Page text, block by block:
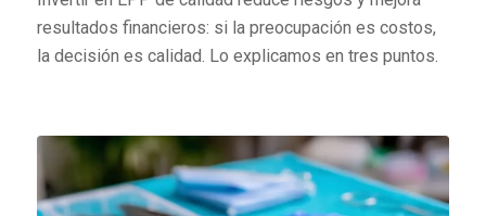
resultados financieros: si la preocupación es costos,
la decisión es calidad. Lo explicamos en tres puntos.